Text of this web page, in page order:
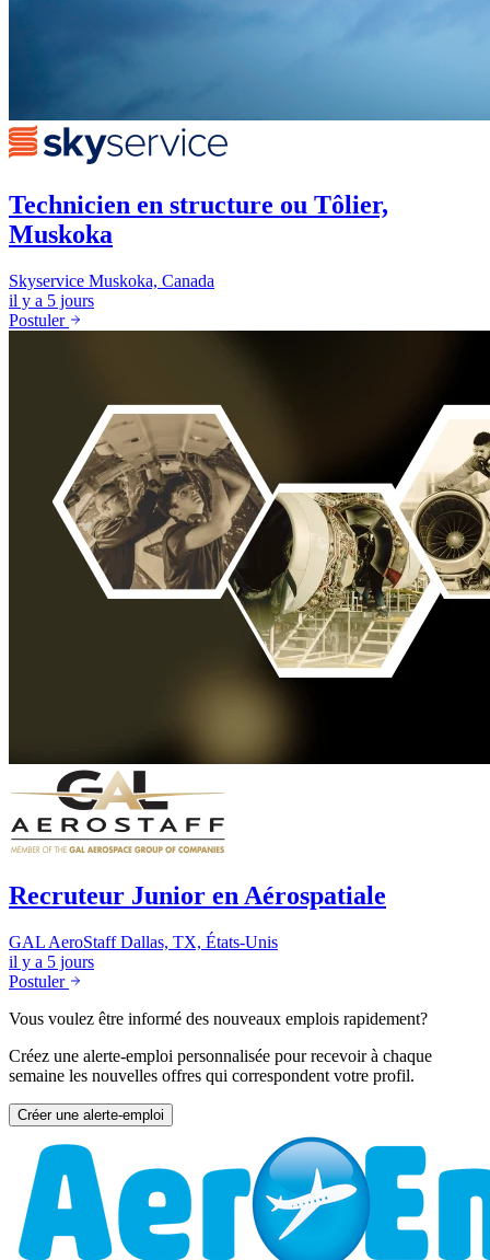
Technicien en structure ou Tôlier,
Muskoka
Skyservice Muskoka, Canada
il y a 5 jours
Postuler
Recruteur Junior en Aérospatiale
GAL AeroStaff Dallas, TX, États-Unis
il y a 5 jours
Postuler
Vous voulez être informé des nouveaux emplois rapidement?
Créez une alerte-emploi personnalisée pour recevoir à chaque
semaine les nouvelles offres qui correspondent votre profil.
Créer une alerte-emploi